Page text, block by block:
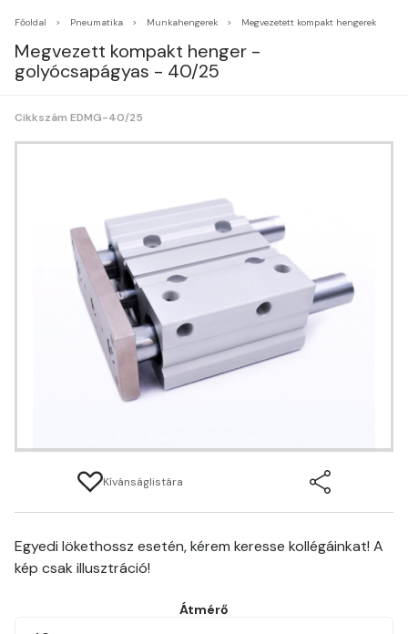
Főoldal Pneumatika Munkahengerek Megvezetett kompakt hengerek
Megvezett kompakt henger -
golyócsapágyas - 40/25
Cikkszám EDMG-40/25
Kívánságlistára
Egyedi lökethossz esetén, kérem keresse kollégáinkat! A
kép csak illusztráció!
Átmérő